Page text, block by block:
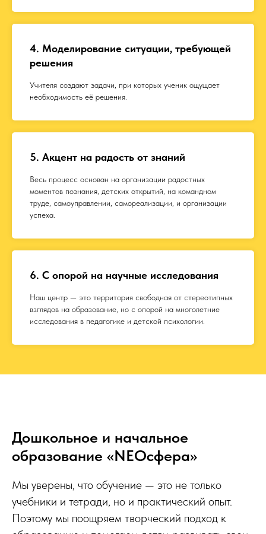
4. Моделирование ситуации, требующей
решения
Учителя создают задачи, при которых ученик ощущает
необходимость её решения.
5. Акцент на радость от знаний
Весь процесс основан на организации радостных
моментов познания, детских открытий, на командном
труде, самоуправлении, самореализации, и организации
успеха.
6. С опорой на научные исследования
Наш центр — это территория свободная от стереотипных
взглядов на образование, но с опорой на многолетние
исследования в педагогике и детской психологии.
Дошкольное и начальное
образование «NEOсфера»
Мы уверены, что обучение — это не только
учебники и тетради, но и практический опыт.
Поэтому мы поощряем творческий подход к